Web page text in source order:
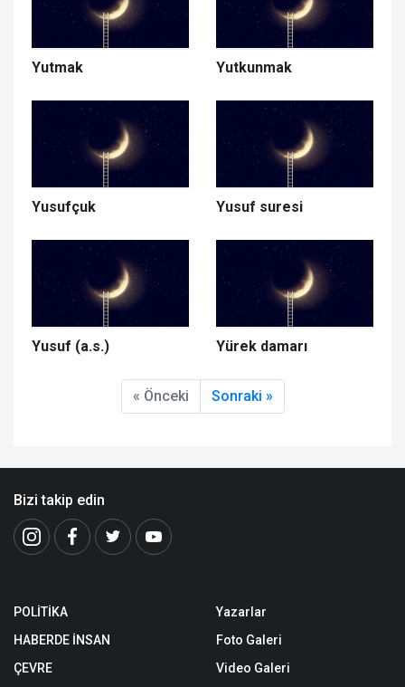
Yutmak Yutkunmak
Yusufçuk Yusuf suresi
Yusuf (a.s.) Yürek damarı
« Önceki Sonraki »
Bizi takip edin
POLİTİKA
HABERDE İNSAN
ÇEVRE
Yazarlar
Foto Galeri
Video Galeri